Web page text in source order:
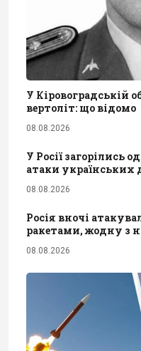
У Кіровоградській
вертоліт: що відомо
08.08.2026
У Росії загорілись
атаки українських
08.08.2026
Росія вночі
ракетами, жодну з
08.08.2026